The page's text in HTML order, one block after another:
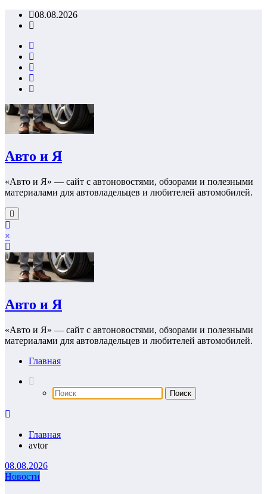
Перейти08.08.2026
Авто и Я
«Авто и Я» — сайт с автоновостями, обзорами и полезными
материалами для автовладельцев и любителей автомобилей.
×
Авто и Я
«Авто и Я» — сайт с автоновостями, обзорами и полезными
материалами для автовладельцев и любителей автомобилей.
Главная
Главная
avtor
08.08.2026
Новости